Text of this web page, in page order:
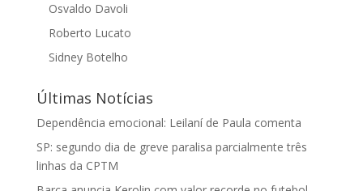
Osvaldo Davoli
Roberto Lucato
Sidney Botelho
Últimas Notícias
Dependência emocional: Leilaní de Paula comenta
SP: segundo dia de greve paralisa parcialmente três
linhas da CPTM